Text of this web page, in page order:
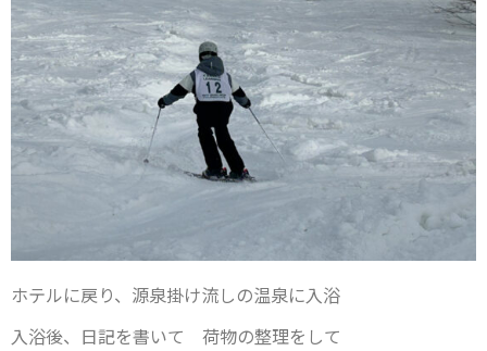
ホテルに戻り、源泉掛け流しの温泉に入浴
入浴後、日記を書いて 荷物の整理をして